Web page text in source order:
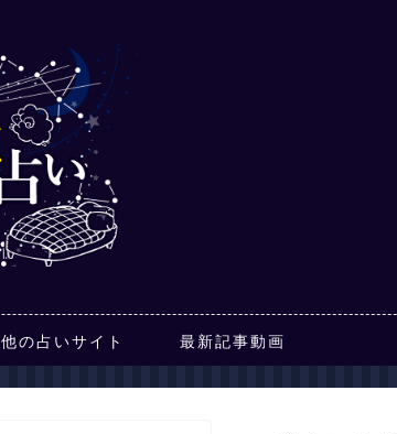
他の占いサイト 最新記事動画